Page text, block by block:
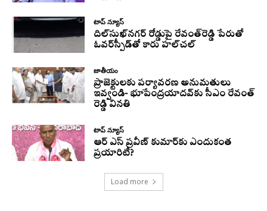
టాప్ న్యూస్
దిల్‌సుఖ్‌నగర్‌ రోడ్డుపై రేవంత్‌రెడ్డి పేరుతో
ఓవర్‌స్పీడ్‌తో కారు హల్‌చల్‌
జాతీయం
ప్రాజెక్టులకు పర్యావరణ అనుమతులు
ఇవ్వండి- భూపేంద్రయాదవ్‌కు సీఎం రేవంత్‌
రెడ్డి వినతి
టాప్ న్యూస్
ఆర్ ఎస్ ప్రవీణ్ కుమార్‌కు ఎందుకంత
ప్రయారిటీ?
Load more